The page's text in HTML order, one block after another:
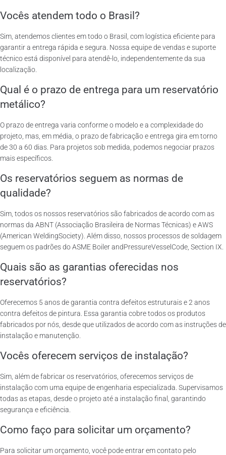
Vocês atendem todo o Brasil?
Sim, atendemos clientes em todo o Brasil, com logística eficiente para
garantir a entrega rápida e segura. Nossa equipe de vendas e suporte
técnico está disponível para atendê-lo, independentemente da sua
localização.
Qual é o prazo de entrega para um reservatório
metálico?
O prazo de entrega varia conforme o modelo e a complexidade do
projeto, mas, em média, o prazo de fabricação e entrega gira em torno
de 30 a 60 dias. Para projetos sob medida, podemos negociar prazos
mais específicos.
Os reservatórios seguem as normas de
qualidade?
Sim, todos os nossos reservatórios são fabricados de acordo com as
normas da ABNT (Associação Brasileira de Normas Técnicas) e AWS
(American WeldingSociety). Além disso, nossos processos de soldagem
seguem os padrões do ASME Boiler andPressureVesselCode, Section IX.
Quais são as garantias oferecidas nos
reservatórios?
Oferecemos 5 anos de garantia contra defeitos estruturais e 2 anos
contra defeitos de pintura. Essa garantia cobre todos os produtos
fabricados por nós, desde que utilizados de acordo com as instruções de
instalação e manutenção.
Vocês oferecem serviços de instalação?
Sim, além de fabricar os reservatórios, oferecemos serviços de
instalação com uma equipe de engenharia especializada. Supervisamos
todas as etapas, desde o projeto até a instalação final, garantindo
segurança e eficiência.
Como faço para solicitar um orçamento?
Para solicitar um orçamento, você pode entrar em contato pelo